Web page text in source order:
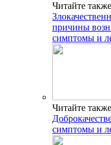
Читайте
причины
симптомы и
Читайте
симптомы и